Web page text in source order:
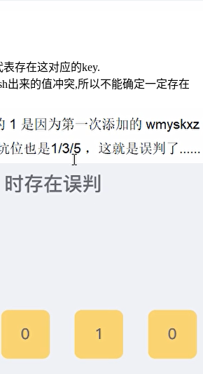
存在这对应的key.
出来的值冲突,所以不能确定一定存在